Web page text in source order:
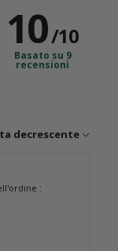
10/10
Basato su 9
recensioni
decrescente
: